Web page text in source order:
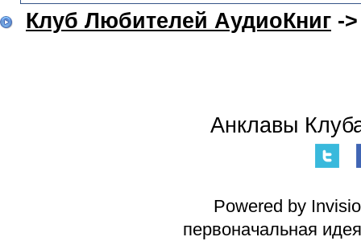
Клуб Любителей АудиоКниг -
Анклавы
Powered by
первоначальная